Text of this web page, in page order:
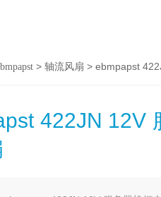
> 轴流风扇 > ebmpapst
422JN 12V